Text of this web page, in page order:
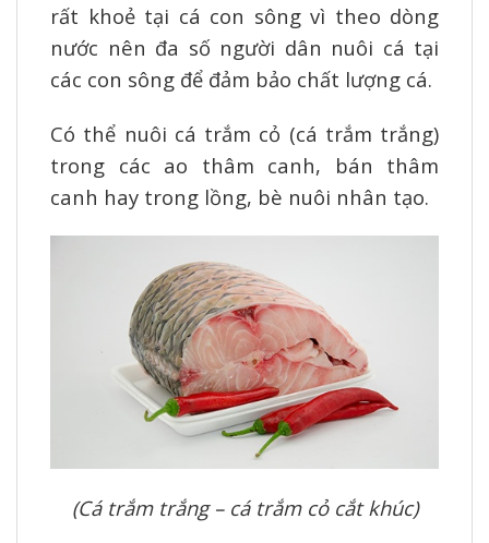
rất khoẻ tại cá con sông vì theo dòng
nước nên đa số người dân nuôi cá tại
các con sông để đảm bảo chất lượng cá.
Có thể nuôi cá trắm cỏ (cá trắm trắng)
trong các ao thâm canh, bán thâm
canh hay trong lồng, bè nuôi nhân tạo.
(Cá trắm trắng – cá trắm cỏ cắt khúc)